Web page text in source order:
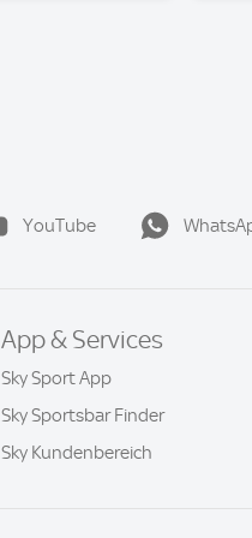
YouTube
App & Services
Sky Sport App
Sky Sportsbar Finder
Sky Kundenbereich